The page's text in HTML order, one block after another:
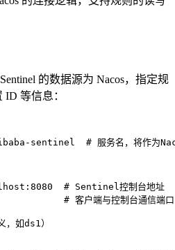
的数据源为 Nacos，指定规
ID 等信息：
sentinel
# 服务名，将作为
# Sentinel控制台地址
# 客户端与控制台通信端口
，如ds1）